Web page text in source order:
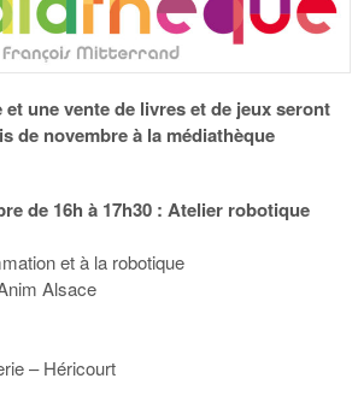
une vente de livres et de jeux seront
de novembre à la médiathèque
de 16h à 17h30 : Atelier robotique
et à la robotique
Alsace
– Héricourt